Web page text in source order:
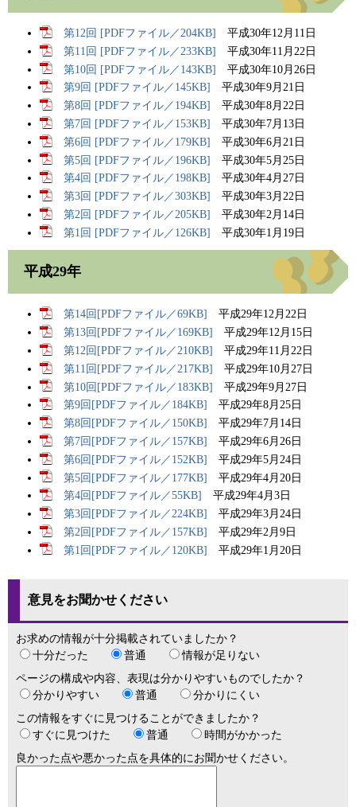
第12回 [PDFファイル／204KB]
平成30年12月11日
第11回 [PDFファイル／233KB]
平成30年11月22日
第10回 [PDFファイル／143KB] 平成30年10月26日
第9回 [PDFファイル／145KB]
平成30年9月21日
第8回 [PDFファイル／194KB]
平成30年8月22日
第7回 [PDFファイル／153KB]
平成30年7月13日
第6回 [PDFファイル／179KB]
平成30年6月21日
第5回 [PDFファイル／196KB] 平成30年5月25日
第4回 [PDFファイル／198KB]
平成30年4月27日
第3回 [PDFファイル／303KB]
平成30年3月22日
第2回 [PDFファイル／205KB]
平成30年2月14日
第1回 [PDFファイル／126KB] 平成30年1月19日
平成29年
第14回[PDFファイル／69KB]
平成29年12月22日
第13回[PDFファイル／169KB]
平成29年12月15日
第12回[PDFファイル／210KB]
平成29年11月22日
第11回[PDFファイル／217KB]
平成29年10月27日
第10回[PDFファイル／183KB] 平成29年9月27日
第9回[PDFファイル／184KB]
平成29年8月25日
第8回[PDFファイル／150KB]
平成29年7月14日
第7回[PDFファイル／157KB]
平成29年6月26日
第6回[PDFファイル／152KB] 平成29年5月24日
第5回[PDFファイル／177KB] 平成29年4月20日
第4回[PDFファイル／55KB]
平成29年4月3日
第3回[PDFファイル／224KB]
平成29年3月24日
第2回[PDFファイル／157KB]
平成29年2月9日
第1回[PDFファイル／120KB] 平成29年1月20日
意見をお聞かせください
お求めの情報が十分掲載されていましたか？
十分だった
普通
情報が足りない
ページの構成や内容、表現は分かりやすいものでしたか？
分かりやすい
普通
分かりにくい
この情報をすぐに見つけることができましたか？
すぐに見つけた
普通
時間がかかった
良かった点や悪かった点を具体的にお聞かせください。